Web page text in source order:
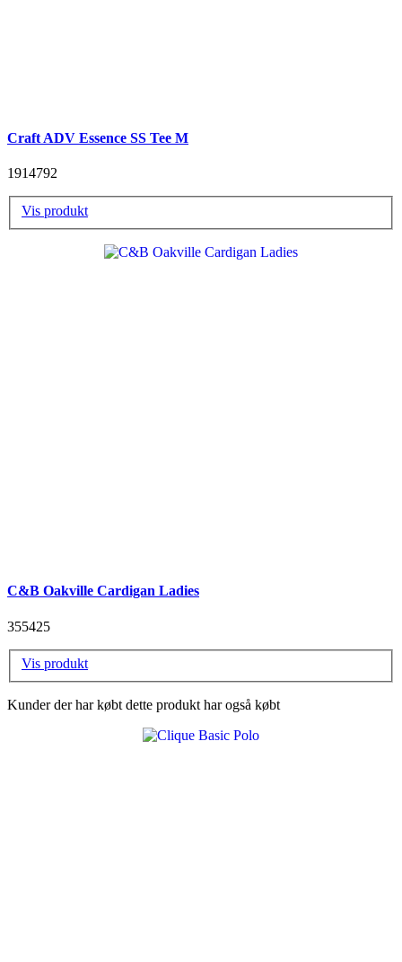
Craft ADV Essence SS Tee M
1914792
Vis produkt
C&B Oakville Cardigan Ladies
355425
Vis produkt
Kunder der har købt dette produkt har også købt